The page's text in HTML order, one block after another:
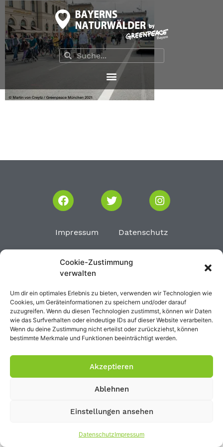
Cookie-Zustimmung
verwalten
Um dir ein optimales Erlebnis zu bieten, verwenden wir Technologien wie
Cookies, um Geräteinformationen zu speichern und/oder darauf
zuzugreifen. Wenn du diesen Technologien zustimmst, können wir Daten
wie das Surfverhalten oder eindeutige IDs auf dieser Website verarbeiten.
Wenn du deine Zustimmung nicht erteilst oder zurückziehst, können
bestimmte Merkmale und Funktionen beeinträchtigt werden.
Akzeptieren
Ablehnen
Einstellungen ansehen
DatenschutzImpressum
Impressum Datenschutz